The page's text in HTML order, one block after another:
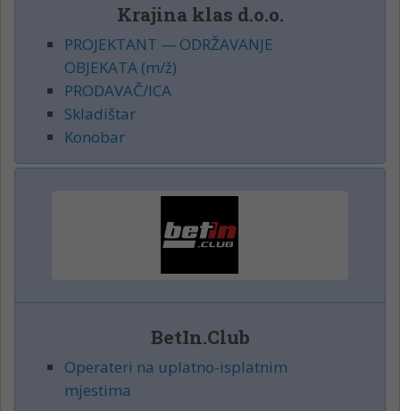
Krajina klas d.o.o.
PROJEKTANT — ODRŽAVANJE
OBJEKATA (m/ž)
PRODAVAČ/ICA
Skladištar
Konobar
BetIn.Club
Operateri na uplatno-isplatnim
mjestima